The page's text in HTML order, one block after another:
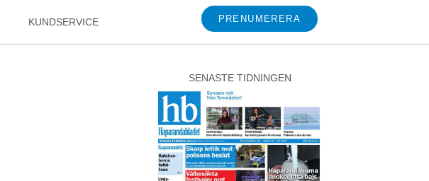
KUNDSERVICE PRENUMERERA
SENASTE TIDNINGEN